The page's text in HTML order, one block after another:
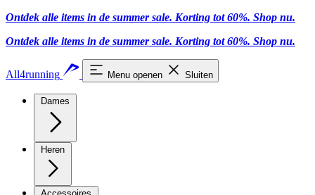
Ontdek alle items in de summer sale. Korting tot 60%. Shop nu.
Ontdek alle items in de summer sale. Korting tot 60%. Shop nu.
All4running Menu openen Sluiten
Dames
Heren